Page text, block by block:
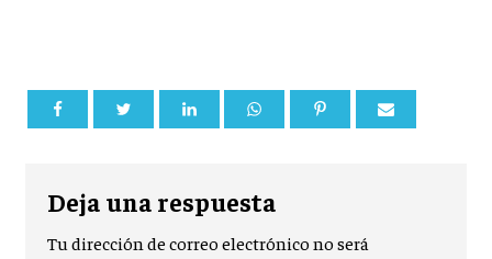
Deja una respuesta
Tu dirección de correo electrónico no será